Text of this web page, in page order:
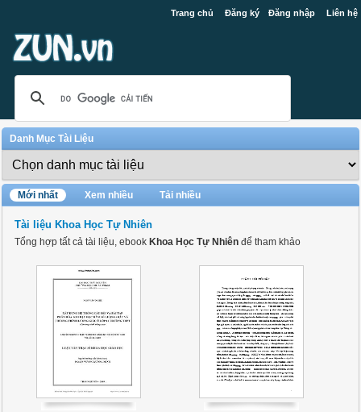
Trang chủ Đăng ký Đăng nhập Liên hệ
Danh Mục Tài Liệu
Mới nhất Xem nhiều Tải nhiều
Tài liệu Khoa Học Tự Nhiên
Tổng hợp tất cả tài liệu, ebook Khoa Học Tự Nhiên để tham khảo